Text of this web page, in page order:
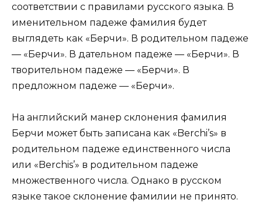
соответствии с правилами русского языка. В
именительном падеже фамилия будет
выглядеть как «Берчи». В родительном падеже
— «Берчи». В дательном падеже — «Берчи». В
творительном падеже — «Берчи». В
предложном падеже — «Берчи».
На английский манер склонения фамилия
Берчи может быть записана как «Berchi’s» в
родительном падеже единственного числа
или «Berchis’» в родительном падеже
множественного числа. Однако в русском
языке такое склонение фамилии не принято.